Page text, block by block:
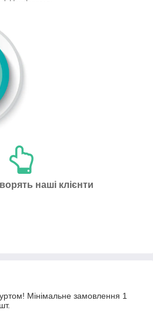
наші клієнти
Мінімальне замовлення 1